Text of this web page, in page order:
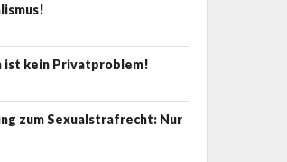
ist kein Privatproblem!
zum Sexualstrafrecht: Nur